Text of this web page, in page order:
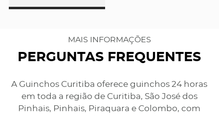
MAIS INFORMAÇÕES
PERGUNTAS FREQUENTES
A Guinchos Curitiba oferece guinchos 24 horas
em toda a região de Curitiba, São José dos
Pinhais, Pinhais, Piraquara e Colombo, com